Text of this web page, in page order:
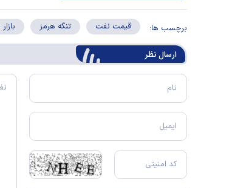
برچسب ها: قیمت نفت تنگه هرمز
ارسال‌ نظر